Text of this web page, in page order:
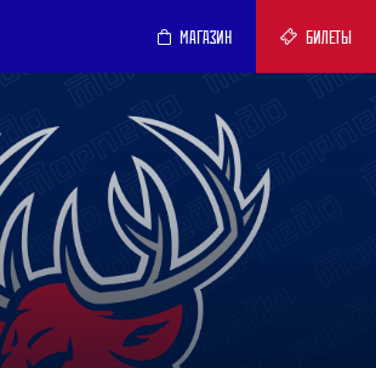
МАГАЗИН БИЛЕТЫ